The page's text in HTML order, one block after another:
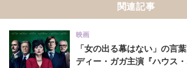
関連記事
「女の出る幕はない」の言
ディー・ガガ主演『ハウス
映画